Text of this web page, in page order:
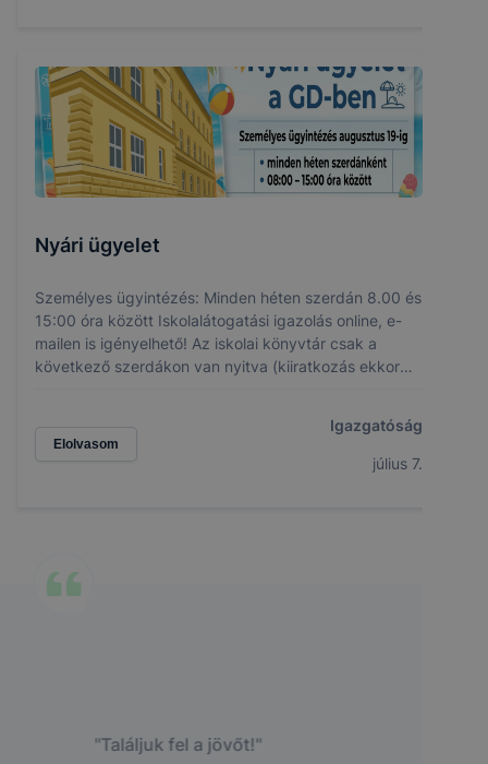
Nyári ügyelet
Személyes ügyintézés: Minden héten szerdán 8.00 és
15:00 óra között Iskolalátogatási igazolás online, e-
mailen is igényelhető! Az iskolai könyvtár csak a
következő szerdákon van nyitva (kiiratkozás ekkor
Elolvasom
Igazgatóság
július 7.